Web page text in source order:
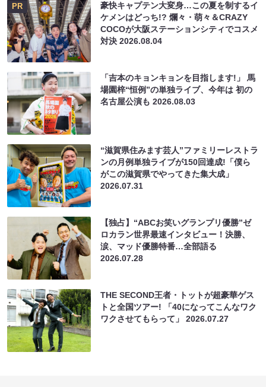
PR
豪快キャプテン大変身…この夏を制するイ
ケメンはどっち!? 爛々・萌々＆CRAZY
COCOが大阪ステーションシティでコスメ
対決2026.08.04
「吉本のキョンキョンを目指します!」 馬
場園梓“恒例”の単独ライブ、今年は 初の
名古屋公演も2026.08.03
“滋賀県住みます芸人”ファミリーレストラ
ンの月例単独ライブが150回達成!「僕ら
がこの滋賀県でやってきた集大成」
2026.07.31
【独占】“ABCお笑いグランプリ優勝”ゼ
ロカラン世界最速インタビュー！決勝、
涙、マッド優勝特番…全部語る
2026.07.28
THE SECOND王者・トットが超豪華ゲス
トと全国ツアー! 「40になってこんなワク
ワクさせてもらって」2026.07.27